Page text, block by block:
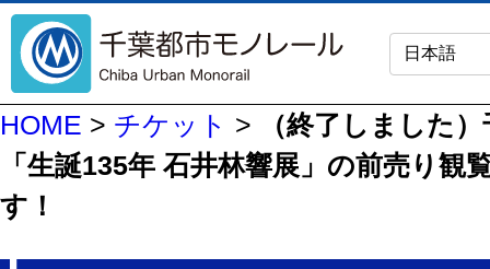
HOME > チケット >
（終了しました
「生誕135年 石井林響展」の前売り観
す！